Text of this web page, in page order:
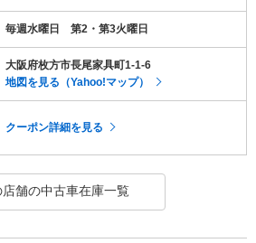
毎週水曜日 第2・第3火曜日
大阪府枚方市長尾家具町1-1-6
地図を見る（Yahoo!マップ）
クーポン詳細を見る
店舗の中古車在庫一覧